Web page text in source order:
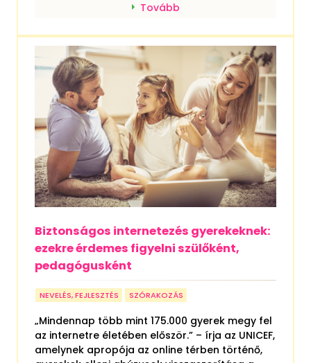
Tovább
Biztonságos internetezés gyerekeknek:
ezekre érdemes figyelni szülőként,
pedagógusként
NEVELÉS, FEJLESZTÉS SZÓRAKOZÁS
„Mindennap több mint 175.000 gyerek megy fel
az internetre életében először.” – írja az UNICEF,
amelynek apropója az online térben történő,